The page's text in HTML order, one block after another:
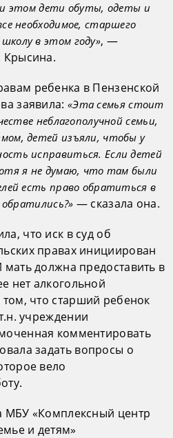
этом дети обуты, одеты и
необходимое, старшего
в этом году», —
Крысина.
ребенка в Пензенской
заявила: «Эта семья стоит
неблагополучной семьи,
детей изъяли, чтобы у
исправиться. Если детей
я не думаю, что там были
есть право обратиться в
— сказала она.
что иск в суд об
правах инициирован
должна предоставить в
нет алкогольной
что старший ребенок
учреждении
комментировать
задать вопросы о
вело
МБУ «Комплексный центр
и детям»